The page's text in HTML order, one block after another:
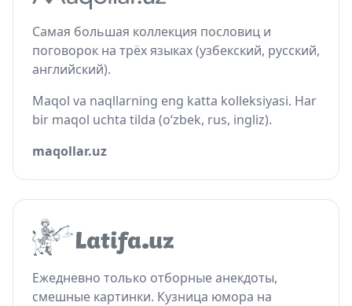
Самая большая коллекция пословиц и
поговорок на трёх языках (узбекский, русский,
английский).
Maqol va naqllarning eng katta kolleksiyasi. Har
bir maqol uchta tilda (o‘zbek, rus, ingliz).
maqollar.uz
Ежедневно только отборные анекдоты,
смешные картинки. Кузница юмора на